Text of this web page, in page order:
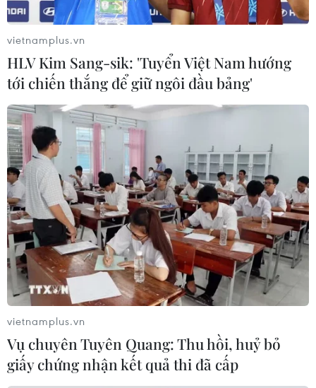
vietnamplus.vn
HLV Kim Sang-sik: 'Tuyển Việt Nam hướng
tới chiến thắng để giữ ngôi đầu bảng'
vietnamplus.vn
Vụ chuyên Tuyên Quang: Thu hồi, huỷ bỏ
giấy chứng nhận kết quả thi đã cấp